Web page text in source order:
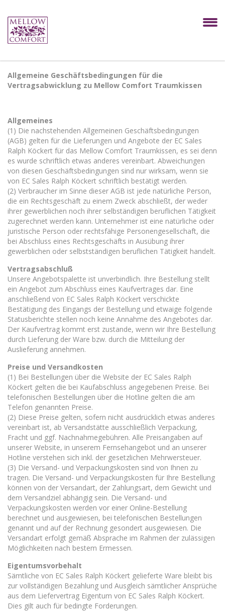
Allgemeine Geschäftsbedingungen für die
Vertragsabwicklung zu Mellow Comfort Traumkissen
Allgemeines
(1) Die nachstehenden Allgemeinen Geschäftsbedingungen
(AGB) gelten für die Lieferungen und Angebote der EC Sales
Ralph Köckert für das Mellow Comfort Traumkissen, es sei denn
es wurde schriftlich etwas anderes vereinbart. Abweichungen
von diesen Geschäftsbedingungen sind nur wirksam, wenn sie
von EC Sales Ralph Köckert schriftlich bestätigt werden.
(2) Verbraucher im Sinne dieser AGB ist jede natürliche Person,
die ein Rechtsgeschäft zu einem Zweck abschließt, der weder
ihrer gewerblichen noch ihrer selbständigen beruflichen Tätigkeit
zugerechnet werden kann. Unternehmer ist eine natürliche oder
juristische Person oder rechtsfähige Personengesellschaft, die
bei Abschluss eines Rechtsgeschäfts in Ausübung ihrer
gewerblichen oder selbstständigen beruflichen Tätigkeit handelt.
Vertragsabschluß
Unsere Angebotspalette ist unverbindlich. Ihre Bestellung stellt
ein Angebot zum Abschluss eines Kaufvertrages dar. Eine
anschließend von EC Sales Ralph Köckert verschickte
Bestätigung des Eingangs der Bestellung und etwaige folgende
Statusberichte stellen noch keine Annahme des Angebotes dar.
Der Kaufvertrag kommt erst zustande, wenn wir Ihre Bestellung
durch Lieferung der Ware bzw. durch die Mitteilung der
Auslieferung annehmen.
Preise und Versandkosten
(1) Bei Bestellungen über die Website der EC Sales Ralph
Köckert gelten die bei Kaufabschluss angegebenen Preise. Bei
telefonischen Bestellungen über die Hotline gelten die am
Telefon genannten Preise.
(2) Diese Preise gelten, sofern nicht ausdrücklich etwas anderes
vereinbart ist, ab Versandstätte ausschließlich Verpackung,
Fracht und ggf. Nachnahmegebühren. Alle Preisangaben auf
unserer Website, in unserem Fernsehangebot und an unserer
Hotline verstehen sich inkl. der gesetzlichen Mehrwersteuer.
(3) Die Versand- und Verpackungskosten sind von Ihnen zu
tragen. Die Versand- und Verpackungskosten für Ihre Bestellung
können von der Versandart, der Zahlungsart, dem Gewicht und
dem Versandziel abhängig sein. Die Versand- und
Verpackungskosten werden vor einer Online-Bestellung
berechnet und ausgewiesen, bei telefonischen Bestellungen
genannt und auf der Rechnung gesondert ausgewiesen. Die
Versandart erfolgt gemäß Absprache im Rahmen der zulässigen
Möglichkeiten nach bestem Ermessen.
Eigentumsvorbehalt
Sämtliche von EC Sales Ralph Köckert gelieferte Ware bleibt bis
zur vollständigen Bezahlung und Ausgleich sämtlicher Ansprüche
aus dem Liefervertrag Eigentum von EC Sales Ralph Köckert.
Dies gilt auch für bedingte Forderungen.